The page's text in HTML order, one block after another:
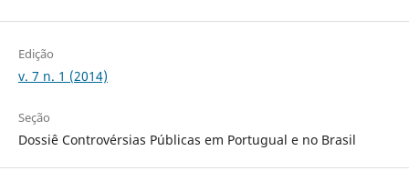
Edição
v. 7 n. 1 (2014)
Seção
Dossiê Controvérsias Públicas em Portugual e no Brasil